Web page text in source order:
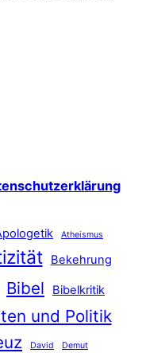
Atheismus
Bekehrung
Bibel
Bibelkritik
und Politik
David Demut